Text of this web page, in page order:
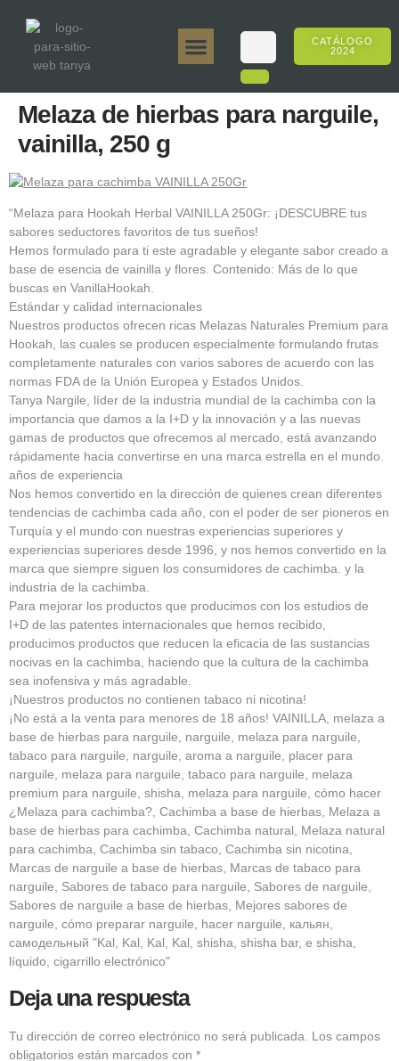
CATÁLOGO
2024
Melaza de hierbas para narguile,
vainilla, 250 g
“Melaza para Hookah Herbal VAINILLA 250Gr: ¡DESCUBRE tus
sabores seductores favoritos de tus sueños!
Hemos formulado para ti este agradable y elegante sabor creado a
base de esencia de vainilla y flores. Contenido: Más de lo que
buscas en VanillaHookah.
Estándar y calidad internacionales
Nuestros productos ofrecen ricas Melazas Naturales Premium para
Hookah, las cuales se producen especialmente formulando frutas
completamente naturales con varios sabores de acuerdo con las
normas FDA de la Unión Europea y Estados Unidos.
Tanya Nargile, líder de la industria mundial de la cachimba con la
importancia que damos a la I+D y la innovación y a las nuevas
gamas de productos que ofrecemos al mercado, está avanzando
rápidamente hacia convertirse en una marca estrella en el mundo.
años de experiencia
Nos hemos convertido en la dirección de quienes crean diferentes
tendencias de cachimba cada año, con el poder de ser pioneros en
Turquía y el mundo con nuestras experiencias superiores y
experiencias superiores desde 1996, y nos hemos convertido en la
marca que siempre siguen los consumidores de cachimba. y la
industria de la cachimba.
Para mejorar los productos que producimos con los estudios de
I+D de las patentes internacionales que hemos recibido,
producimos productos que reducen la eficacia de las sustancias
nocivas en la cachimba, haciendo que la cultura de la cachimba
sea inofensiva y más agradable.
¡Nuestros productos no contienen tabaco ni nicotina!
¡No está a la venta para menores de 18 años! VAINILLA, melaza a
base de hierbas para narguile, narguile, melaza para narguile,
tabaco para narguile, narguile, aroma a narguile, placer para
narguile, melaza para narguile, tabaco para narguile, melaza
premium para narguile, shisha, melaza para narguile, cómo hacer
¿Melaza para cachimba?, Cachimba a base de hierbas, Melaza a
base de hierbas para cachimba, Cachimba natural, Melaza natural
para cachimba, Cachimba sin tabaco, Cachimba sin nicotina,
Marcas de narguile a base de hierbas, Marcas de tabaco para
narguile, Sabores de tabaco para narguile, Sabores de narguile,
Sabores de narguile a base de hierbas, Mejores sabores de
narguile, cómo preparar narguile, hacer narguile, кальян,
самодельный "Kal, Kal, Kal, Kal, shisha, shisha bar, e shisha,
líquido, cigarrillo electrónico"
Deja una respuesta
Tu dirección de correo electrónico no será publicada.
Los campos
obligatorios están marcados con *